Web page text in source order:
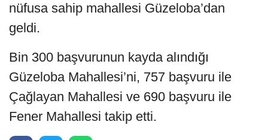
nüfusa sahip mahallesi Güzeloba’dan
geldi.
Bin 300 başvurunun kayda alındığı
Güzeloba Mahallesi’ni, 757 başvuru ile
Çağlayan Mahallesi ve 690 başvuru ile
Fener Mahallesi takip etti.